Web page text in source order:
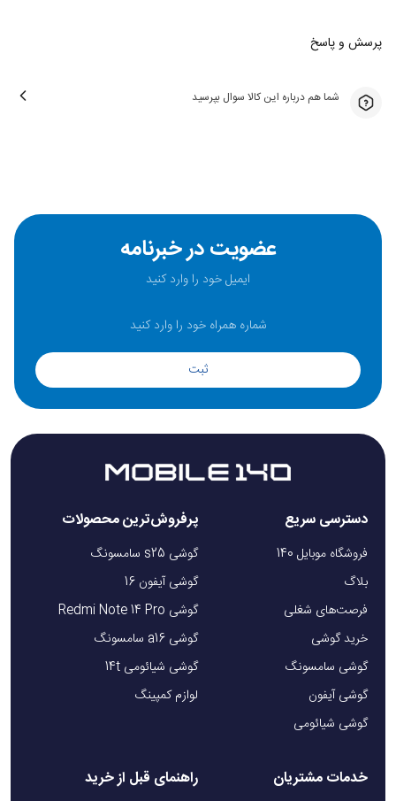
پرسش و پاسخ
شما هم درباره این کالا سوال بپرسید
عضویت در خبرنامه
ثبت
دسترسی سریع
فروشگاه موبایل 140
بلاگ
فرصت‌های شغلی
خرید گوشی
گوشی سامسونگ
گوشی آیفون
گوشی شیائومی
پرفروش‌ترین محصولات
گوشی s25 سامسونگ
گوشی آیفون 16
گوشی Redmi Note 14 Pro
گوشی a16 سامسونگ
گوشی شیائومی 14t
لوازم کمپینگ
خدمات مشتریان راهنمای قبل از خرید